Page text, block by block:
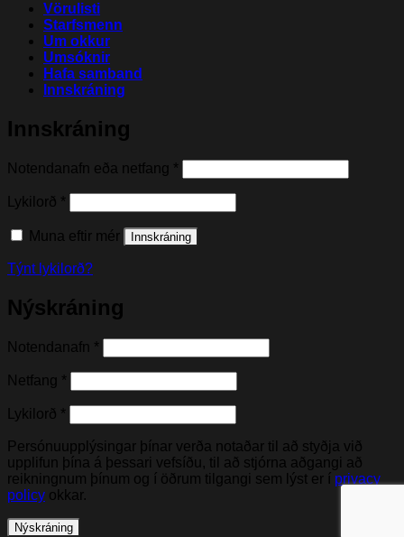
Vörulisti
Starfsmenn
Um okkur
Umsóknir
Hafa samband
Innskráning
Innskráning
Notendanafn eða netfang *
Lykilorð *
Muna eftir mér Innskráning
Týnt lykilorð?
Nýskráning
Notendanafn *
Netfang *
Lykilorð *
Persónuupplýsingar þínar verða notaðar til að styðja við
upplifun þína á þessari vefsíðu, til að stjórna aðgangi að
reikningnum þínum og í öðrum tilgangi sem lýst er í privacy
policy okkar.
Nýskráning